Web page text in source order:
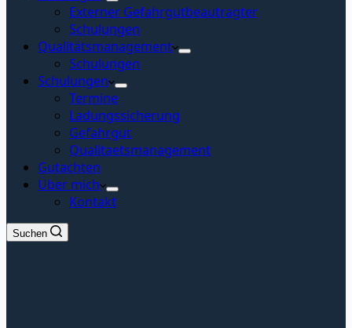
Externer Gefahrgutbeautragter
Schulungen
Qualitätsmanagement
Schulungen
Schulungen
Termine
Ladungssicherung
Gefahrgut
Qualitaetsmanagement
Gutachten
Über mich
Kontakt
Suchen